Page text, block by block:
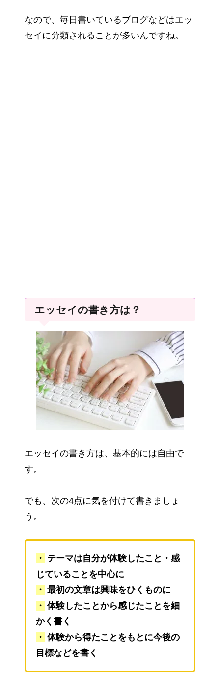
なので、毎日書いているブログなどはエッ
セイに分類されることが多いんですね。
エッセイの書き方は？
エッセイの書き方は、基本的には自由で
す。
でも、次の4点に気を付けて書きましょ
う。
・ テーマは自分が体験したこと・感
じていることを中心に
・ 最初の文章は興味をひくものに
・ 体験したことから感じたことを細
かく書く
・ 体験から得たことをもとに今後の
目標などを書く